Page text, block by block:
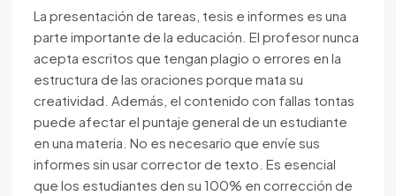
La presentación de tareas, tesis e informes es una
parte importante de la educación. El profesor nunca
acepta escritos que tengan plagio o errores en la
estructura de las oraciones porque mata su
creatividad. Además, el contenido con fallas tontas
puede afectar el puntaje general de un estudiante
en una materia. No es necesario que envíe sus
informes sin usar corrector de texto. Es esencial
que los estudiantes den su 100% en corrección de